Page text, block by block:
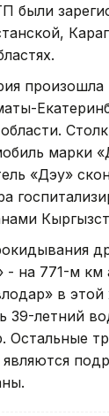
были
марки
«Дэу»
- на 771-м км
в этой
39-летний
Остальные